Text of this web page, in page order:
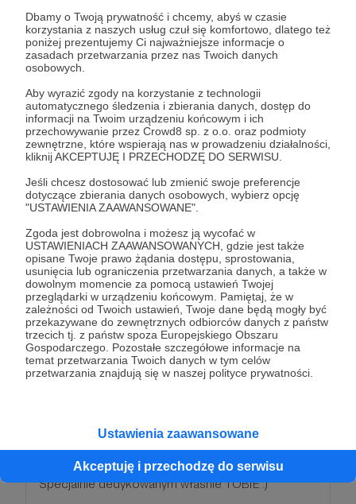
Dbamy o Twoją prywatność i chcemy, abyś w czasie
korzystania z naszych usług czuł się komfortowo, dlatego też
poniżej prezentujemy Ci najważniejsze informacje o
zasadach przetwarzania przez nas Twoich danych
osobowych.
Aby wyrazić zgody na korzystanie z technologii
automatycznego śledzenia i zbierania danych, dostęp do
informacji na Twoim urządzeniu końcowym i ich
przechowywanie przez Crowd8 sp. z o.o. oraz podmioty
zewnętrzne, które wspierają nas w prowadzeniu działalności,
kliknij AKCEPTUJĘ I PRZECHODZĘ DO SERWISU.
Jeśli chcesz dostosować lub zmienić swoje preferencje
dotyczące zbierania danych osobowych, wybierz opcję
"USTAWIENIA ZAAWANSOWANE".
Zgoda jest dobrowolna i możesz ją wycofać w
USTAWIENIACH ZAAWANSOWANYCH, gdzie jest także
opisane Twoje prawo żądania dostępu, sprostowania,
usunięcia lub ograniczenia przetwarzania danych, a także w
dowolnym momencie za pomocą ustawień Twojej
przeglądarki w urządzeniu końcowym. Pamiętaj, że w
zależności od Twoich ustawień, Twoje dane będą mogły być
przekazywane do zewnętrznych odbiorców danych z państw
trzecich tj. z państw spoza Europejskiego Obszaru
Gospodarczego. Pozostałe szczegółowe informacje na
temat przetwarzania Twoich danych w tym celów
przetwarzania znajdują się w naszej polityce prywatności.
Ustawienia zaawansowane
Akceptuję i przechodzę do serwisu
Patroni: 0 Limit: 1000
200 zł miesięcznie
Ten próg to coś nowego, Nie miałem w planach
go otwierać lecz wiele osób pytało o coś
pomiędzy tym co miałem, oczywiście jestem
zobowiązany żeby dać wam coś extra ! Chciałbym
wysłać wam coś extra z podróży :) Jakąś super
Patroni: 0 Limit: 100
300 zł miesięcznie
DZIĘKUJĘ :D
/ chciała byś zobaczyć w kolejnym odcinku :D
Specjalnie dedykowanym właśnie TOBIE :)